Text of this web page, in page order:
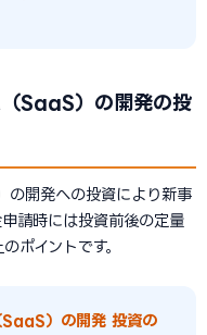
SaaS）の開発の投
の開発への投資により新事
請時には投資前後の定量
ポイントです。
SaaS）の開発 投資の